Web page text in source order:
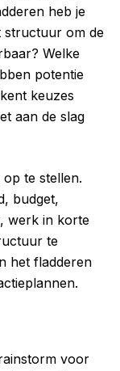
heb je
structuur om de
Welke
potentie
keuzes
aan de slag
te stellen.
budget,
werk in korte
te
het fladderen
voor